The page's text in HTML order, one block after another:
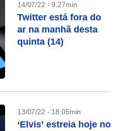
14/07/22 - 9:27min
Twitter está fora do
ar na manhã desta
quinta (14)
13/07/22 - 18:05min
‘Elvis’ estreia hoje no